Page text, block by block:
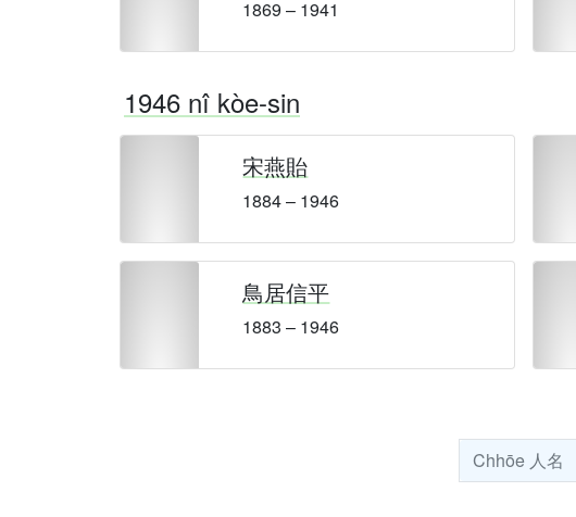
1869 – 1941
1946 nî kòe-sin
宋燕貽
1884 – 1946
鳥居信平
1883 – 1946